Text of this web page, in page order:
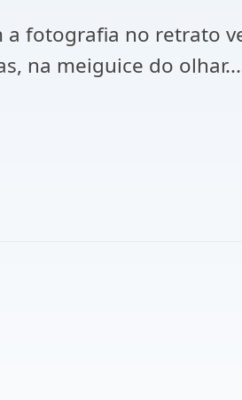
a fotografia no retrato
na meiguice do